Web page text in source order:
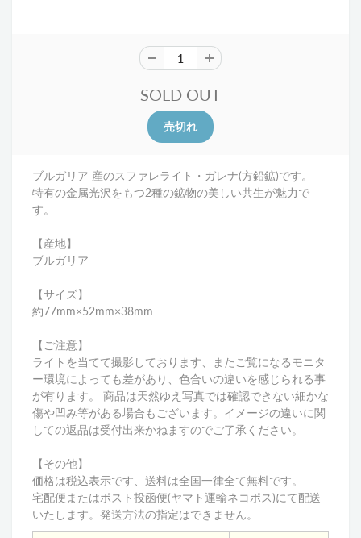
SOLD OUT
ブルガリア 産のスファレライト・ガレナ(方鉛鉱)です。
特有の金属光沢をもつ2種の鉱物の美しい共生が魅力で
す。
【産地】
ブルガリア
【サイズ】
約77mm×52mm×38mm
【ご注意】
ライトを当てて撮影しております、またご覧になるモニタ
ー環境によっても差があり、色合いの違いを感じられる事
が有ります。 商品は天然ゆえ写真では確認できない細かな
傷や凹み等がある場合もございます。イメージの違いに関
しての返品は受付出来かねますのでご了承ください。
【その他】
価格は税込表示です、送料は全国一律全て無料です。
宅配便またはポスト投函便(ヤマト運輸ネコポス)にて配送
いたします。発送方法の指定はできません。